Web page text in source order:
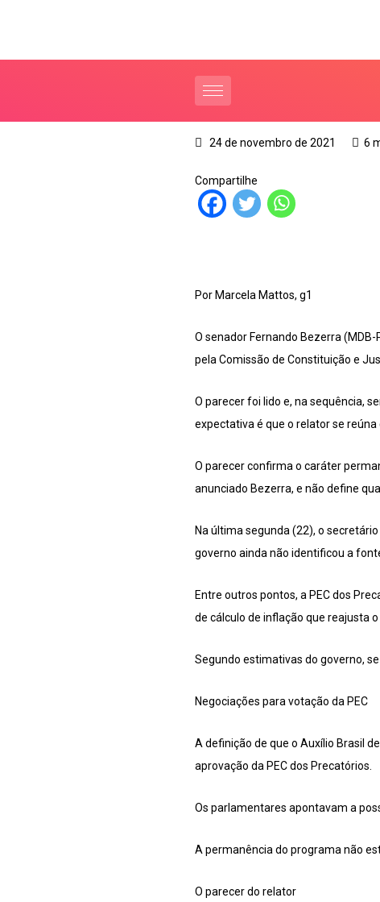
24 de novembro de 2021 6
Compartilhe
Por Marcela Mattos, g1
O senador Fernando Bezerra
pela Comissão de Constituição e
O parecer foi lido e, na sequência,
expectativa é que o relator se
O parecer confirma o caráter
anunciado Bezerra, e não define
Na última segunda (22), o
governo ainda não identificou a
Entre outros pontos, a PEC dos
de cálculo de inflação que reajusta
Segundo estimativas do governo,
Negociações para votação da PEC
A definição de que o Auxílio Brasil
aprovação da PEC dos Precatórios.
Os parlamentares apontavam a
A permanência do programa não
O parecer do relator